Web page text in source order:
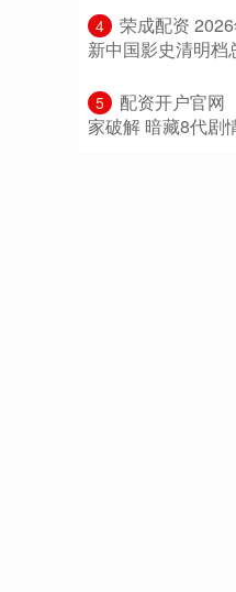
4
荣成配资
新中国影史清明档
5
配资开户官网
家破解 暗藏8代剧